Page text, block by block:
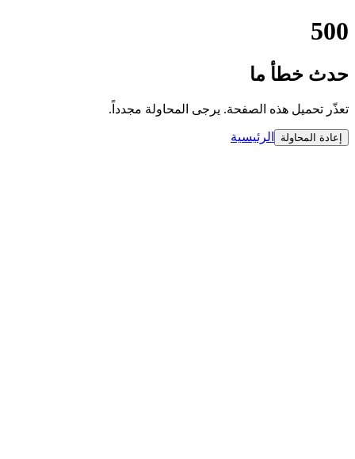
500
حدث خطأ ما
تعذّر تحميل هذه الصفحة. يرجى المحاولة مجدداً.
إعادة المحاولة الرئيسية